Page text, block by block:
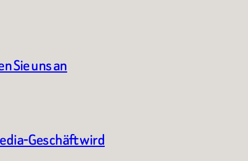
Sie uns an
Geschäft wird